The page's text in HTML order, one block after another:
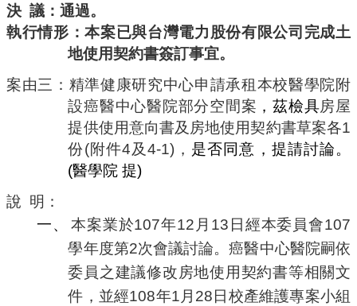
決 議： 通過。
執行情形：本案已與台灣電力股份有限公司完成土
地使用契約書簽訂事宜。
案由三： 精準健康研究中心申請承租本校醫學院附
設癌醫中心醫院部分空間案 ，茲檢具房屋
提供使用意向書及房地使用契約書草案各1
份(附件4及4-1) ， 是否同意，提請討論。
(醫學院 提)
說 明：
一、
本案業於107年12 月 13 日經本委員會107
學年度第2次會議討論。癌醫中心醫院嗣依
委員之建議修改房地使用契約書等相關文
件 ， 並經108年1 月 28 日校產維護專案小組